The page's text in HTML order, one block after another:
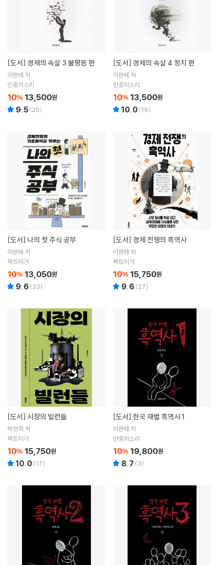
[도서] 경제의 속살 3 불평등 편
이완배 저
민중의소리
10% 13,500원
9.5(20)
[도서] 경제의 속살 4 정치 편
이완배 저
민중의소리
10% 13,500원
10.0 (16)
[도서] 나의 첫 주식 공부
이완배 저
북트리거
10% 13,050원
9.6 (33)
[도서] 경제 전쟁의 흑역사
이완배 저
북트리거
10% 15,750원
9.6 (27)
[도서] 시장의 빌런들
박현희 저
북트리거
10% 15,750원
10.0 (17)
[도서] 한국 재벌 흑역사 1
이완배 저
민중의소리
10% 19,800원
8.7 (3)